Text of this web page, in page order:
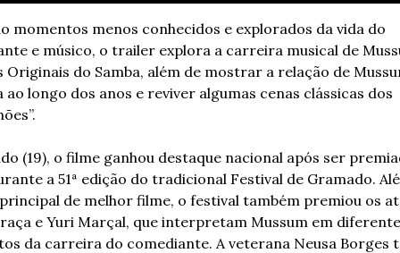
momentos menos conhecidos e explorados da vida do
e músico, o trailer explora a carreira musical de
Originais do Samba, além de mostrar a relação de
ao longo dos anos e reviver algumas cenas clássicas dos
(19), o filme ganhou destaque nacional após ser
a 51ª edição do tradicional Festival de Gramado.
de melhor filme, o festival também premiou os
e Yuri Marçal, que interpretam Mussum em
da carreira do comediante. A veterana Neusa Borges